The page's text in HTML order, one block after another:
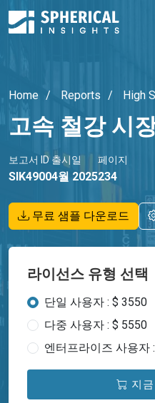
Home Reports High
고속 철강 시
보고서 ID
SIK4900
출시일
4월 2025
페이지
234
무료 샘플 다운로드
라이선스 유형 선택
단일 사용자 : $ 3550
다중 사용자 : $ 5550
엔터프라이즈 사용자
지